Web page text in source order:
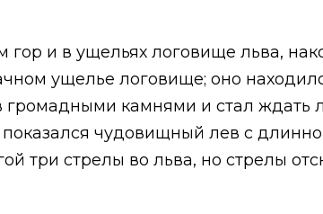
и в ущельях логовище льва,
ущелье логовище; оно
громадными камнями и стал ждать
чудовищный лев с
три стрелы во льва, но стрелы